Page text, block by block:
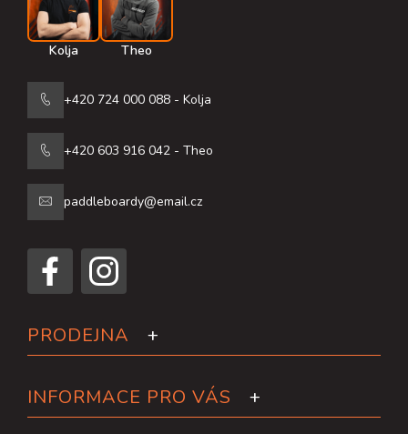
Kolja Theo
+420 724 000 088 - Kolja
+420 603 916 042 - Theo
paddleboardy@email.cz
PRODEJNA
INFORMACE PRO VÁS